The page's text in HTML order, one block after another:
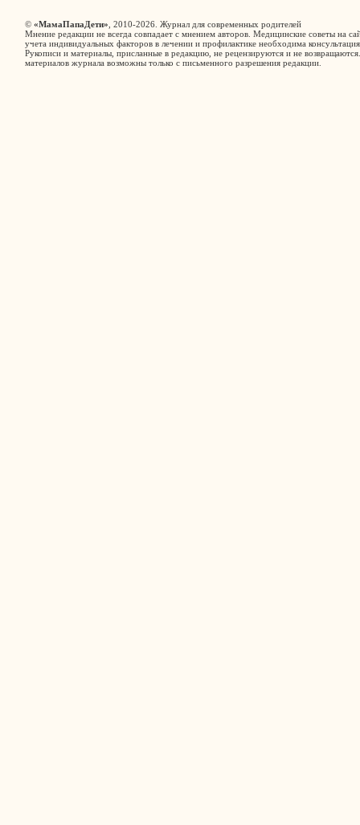
© «МамаПапаДети» , 2010-2026. Журнал для современных родителей
Мнение редакции не всегда совпадает с мнением авторов. Медицинские советы на
учета индивидуальных факторов в лечении и профилактике необходима
Рукописи и материалы, присланные в редакцию, не рецензируются и не
материалов журнала возможны только с письменного разрешения редакции.